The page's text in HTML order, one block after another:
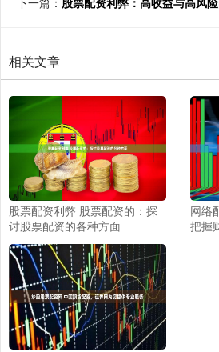
相关文章
股票配资利弊 股票配资的：探
讨股票配资的各种方面
网络
把握